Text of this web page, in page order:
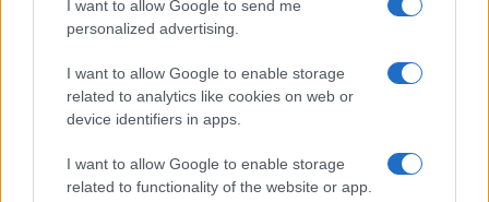
I want to allow Google to send me
personalized advertising.
I want to allow Google to enable storage
related to analytics like cookies on web or
device identifiers in apps.
I want to allow Google to enable storage
related to functionality of the website or app.
Continua a leggere
GUIDE